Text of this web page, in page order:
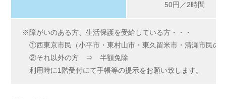
50円／2時間
※障がいのある方、生活保護を受給している方・・・
①西東京市民（小平市・東村山市・東久留米市・清瀬市民
②それ以外の方 ⇒ 半額免除
利用時に1階受付にて手帳等の提示をお願い致します。